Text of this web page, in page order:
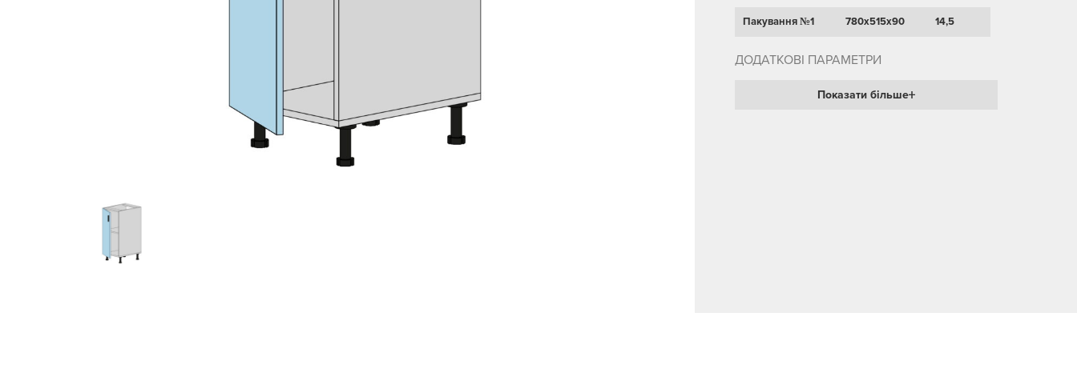
Пакування №1 780х515х90 14,5
ДОДАТКОВІ ПАРАМЕТРИ
Показати більше